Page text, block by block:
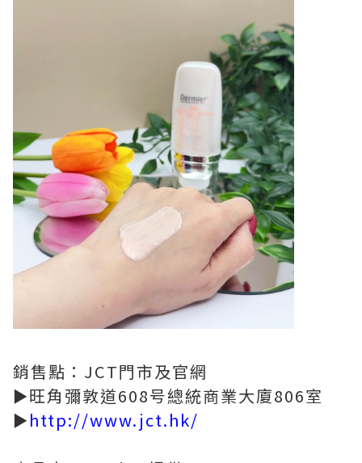
銷售點：JCT門市及官網
►旺角彌敦道608号總統商業大廈806室
►http://www.jct.hk/